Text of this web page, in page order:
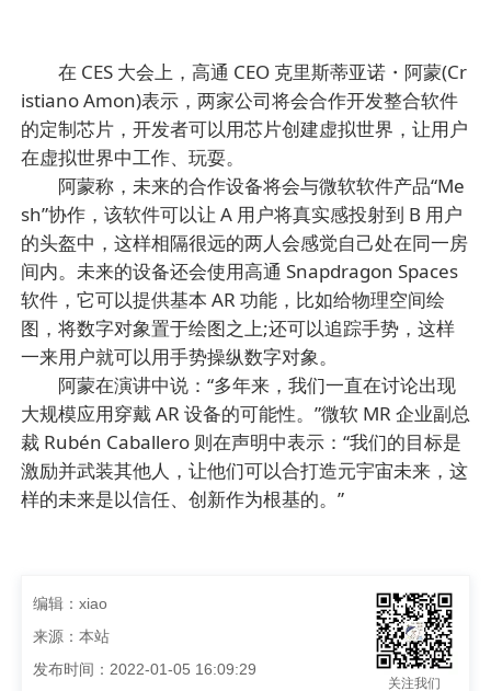
在 CES 大会上，高通 CEO 克里斯蒂亚诺・阿蒙(Cr
istiano Amon)表示，两家公司将会合作开发整合软件
的定制芯片，开发者可以用芯片创建虚拟世界，让用户
在虚拟世界中工作、玩耍。
阿蒙称，未来的合作设备将会与微软软件产品“Me
sh”协作，该软件可以让 A 用户将真实感投射到 B 用户
的头盔中，这样相隔很远的两人会感觉自己处在同一房
间内。未来的设备还会使用高通 Snapdragon Spaces
软件，它可以提供基本 AR 功能，比如给物理空间绘
图，将数字对象置于绘图之上;还可以追踪手势，这样
一来用户就可以用手势操纵数字对象。
阿蒙在演讲中说：“多年来，我们一直在讨论出现
大规模应用穿戴 AR 设备的可能性。”微软 MR 企业副总
裁 Rubén Caballero 则在声明中表示：“我们的目标是
激励并武装其他人，让他们可以合打造元宇宙未来，这
样的未来是以信任、创新作为根基的。”
关注我们
编辑：xiao
来源：本站
发布时间：2022-01-05 16:09:29